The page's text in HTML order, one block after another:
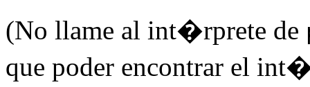
(No llame al int�rprete de
que poder encontrar el